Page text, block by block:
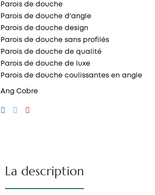
Parois de douche
Parois de douche d'angle
Parois de douche design
Parois de douche sans profilés
Parois de douche de qualité
Parois de douche de luxe
Parois de douche coulissantes en angle
Ang Cobre
La description